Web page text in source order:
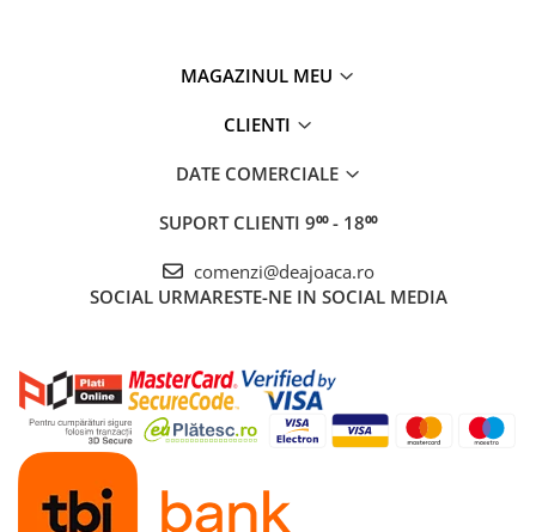
MAGAZINUL MEU
CLIENTI
DATE COMERCIALE
SUPORT CLIENTI 9⁰⁰ - 18⁰⁰
comenzi@deajoaca.ro
SOCIAL URMARESTE-NE IN SOCIAL MEDIA